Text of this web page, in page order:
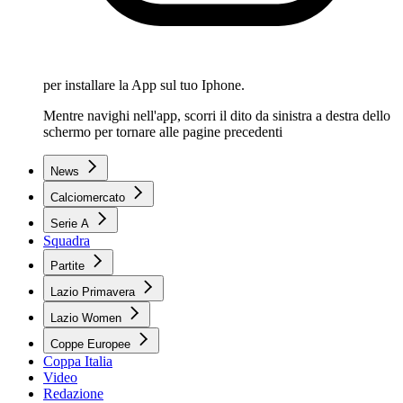
per installare la App sul tuo Iphone.
Mentre navighi nell'app, scorri il dito da sinistra a destra dello
schermo per tornare alle pagine precedenti
News
Calciomercato
Serie A
Squadra
Partite
Lazio Primavera
Lazio Women
Coppe Europee
Coppa Italia
Video
Redazione